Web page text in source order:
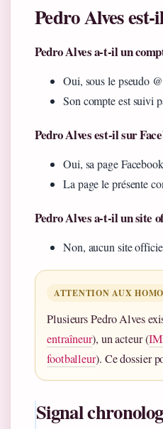
Pedro Alves
Pedro Alves a-t-il un
Oui, sous le pseudo
Son compte est suivi
Pedro Alves est-il sur
Oui, sa page
La page le présente
Pedro Alves a-t-il un site
Non, aucun site
ATTENTION AUX
Plusieurs Pedro Alves
entraîneur), un acteur (
footballeur). Ce dossier
Signal